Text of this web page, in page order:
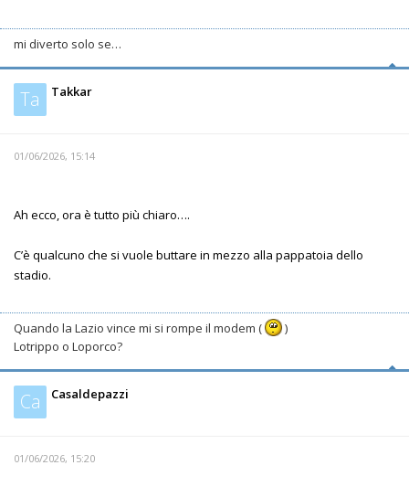
mi diverto solo se…
Ta Takkar
01/06/2026, 15:14
Ah ecco, ora è tutto più chiaro….
C’è qualcuno che si vuole buttare in mezzo alla pappatoia dello
stadio.
Quando la Lazio vince mi si rompe il modem (
)
Lotrippo o Loporco?
Ca Casaldepazzi
01/06/2026, 15:20